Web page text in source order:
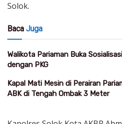
Solok.
Baca Juga
Walikota Pariaman Buka
dengan PKG
Kapal Mati Mesin di Perairan
ABK di Tengah Ombak 3 Meter